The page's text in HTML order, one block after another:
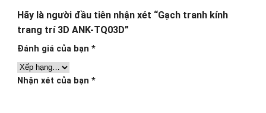
Hãy là người đầu tiên nhận xét “Gạch tranh kính
trang trí 3D ANK-TQ03D”
Đánh giá của bạn *
Nhận xét của bạn *